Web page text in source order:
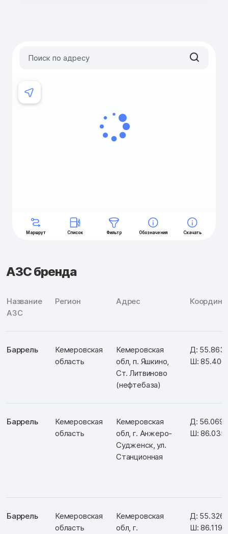
АЗС бренда
Название
АЗС
Регион Адрес
Баррель
Кемеровская
область
Кемеровская
обл, п. Яшкино,
Ст. Литвиново
(нефтебаза)
Д:
Ш:
Баррель
Кемеровская
область
Кемеровская
обл, г. Анжеро-
Судженск, ул.
Станционная
Д:
Ш:
Баррель
Кемеровская
область
Кемеровская
обл, г.
Д:
Ш: